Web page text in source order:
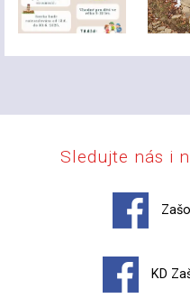
Sledujte nás i
KD